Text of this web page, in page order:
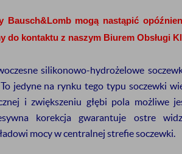
mogą nastąpić
do kontaktu z naszym Biurem Obsługi
silikonowo-hydrożelowe
jedyne na rynku tego typu soczewki
i zwiększeniu głębi pola możliwe
korekcja gwarantuje ostre
mocy w centralnej strefie soczewki.
SIĘ DO
5% rabatu na
otrzymywać informację o:
darmowej dostawie